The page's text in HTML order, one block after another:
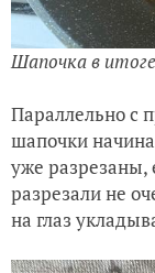
Шапочка в итоге
Параллельно с
шапочки
уже разрезаны,
разрезали не
на глаз